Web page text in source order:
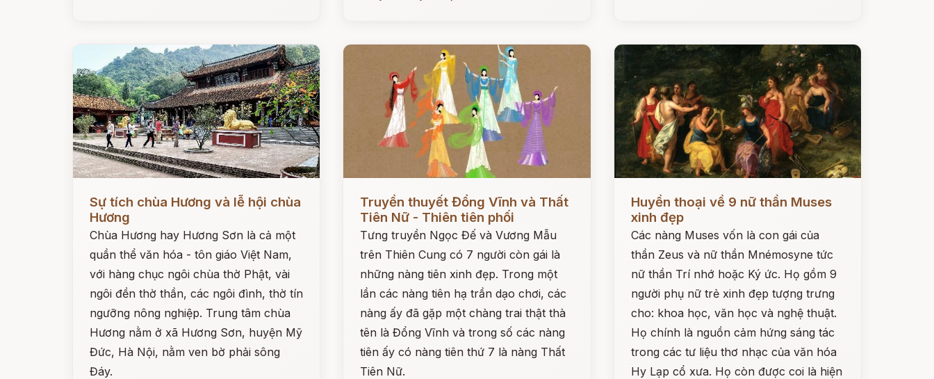
Sự tích chùa Hương và lễ hội chùa
Hương
Chùa Hương hay Hương Sơn là cả một
quần thể văn hóa - tôn giáo Việt Nam,
với hàng chục ngôi chùa thờ Phật, vài
ngôi đền thờ thần, các ngôi đình, thờ tín
ngưỡng nông nghiệp. Trung tâm chùa
Hương nằm ở xã Hương Sơn, huyện Mỹ
Đức, Hà Nội, nằm ven bờ phải sông
Đáy.
Đọc ngay
Truyền thuyết Đổng Vĩnh và Thất
Tiên Nữ - Thiên tiên phối
Tưng truyền Ngọc Đế và Vương Mẫu
trên Thiên Cung có 7 người còn gái là
những nàng tiên xinh đẹp. Trong một
lần các nàng tiên hạ trần dạo chơi, các
nàng ấy đã gặp một chàng trai thật thà
tên là Đổng Vĩnh và trong số các nàng
tiên ấy có nàng tiên thứ 7 là nàng Thất
Tiên Nữ.
Đọc ngay
Huyền thoại về 9 nữ thần Muses
xinh đẹp
Các nàng Muses vốn là con gái của
thần Zeus và nữ thần Mnémosyne tức
nữ thần Trí nhớ hoặc Ký ức. Họ gồm 9
người phụ nữ trẻ xinh đẹp tượng trưng
cho: khoa học, văn học và nghệ thuật.
Họ chính là nguồn cảm hứng sáng tác
trong các tư liệu thơ nhạc của văn hóa
Hy Lạp cổ xưa. Họ còn được coi là hiện